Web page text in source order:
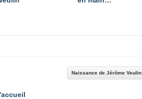
Naissance de Jérôme Veulin